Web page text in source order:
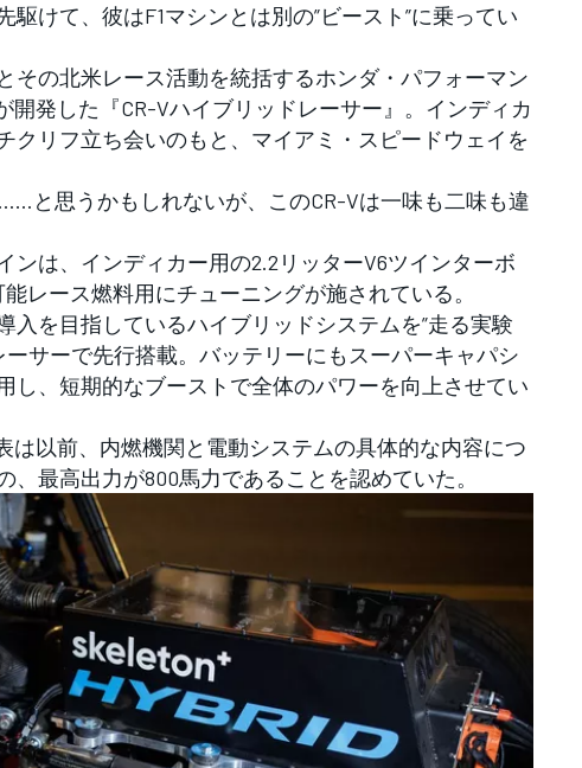
駆けて、彼はF1マシンとは別の”ビースト”に乗ってい
の北米レース活動を統括するホンダ・パフォーマン
開発した『CR-Vハイブリッドレーサー』。インディカ
クリフ立ち会いのもと、マイアミ・スピードウェイを
と思うかもしれないが、このCR-Vは一味も二味も違
は、インディカー用の2.2リッターV6ツインターボ
レース燃料用にチューニングが施されている。
を目指しているハイブリッドシステムを”走る実験
サーで先行搭載。バッテリーにもスーパーキャパシ
し、短期的なブーストで全体のパワーを向上させてい
以前、内燃機関と電動システムの具体的な内容につ
最高出力が800馬力であることを認めていた。